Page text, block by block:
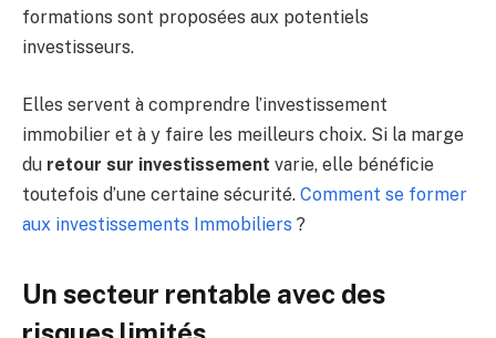
formations sont proposées aux potentiels
investisseurs.
Elles servent à comprendre l’investissement
immobilier et à y faire les meilleurs choix. Si la marge
du retour sur investissement varie, elle bénéficie
toutefois d’une certaine sécurité. Comment se former
aux investissements Immobiliers ?
Un secteur rentable avec des